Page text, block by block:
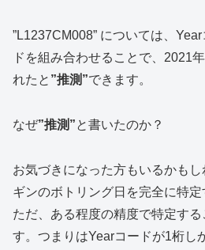
”L1237CM008” については、
ドを組み合わせることで、2021
れたと ”推測”できます。
なぜ”推測”と書いたのか？
お気づきになった方もいるかも
ギンのボトリング日を完全に特定
ただ、ある程度の精度で特定す
す。つまりはYearコードが1桁し